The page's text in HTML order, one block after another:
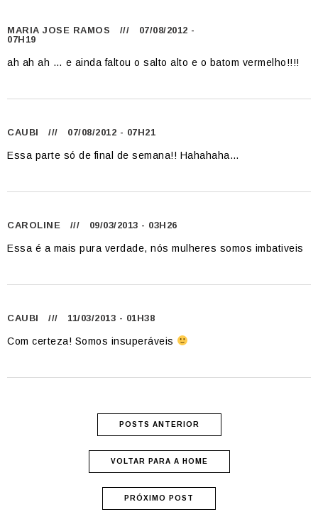
MARIA JOSE RAMOS /// 07/08/2012 -
07H19
ah ah ah … e ainda faltou o salto alto e o batom vermelho!!!!
CAUBI /// 07/08/2012 - 07H21
Essa parte só de final de semana!! Hahahaha…
CAROLINE /// 09/03/2013 - 03H26
Essa é a mais pura verdade, nós mulheres somos imbativeis
CAUBI /// 11/03/2013 - 01H38
Com certeza! Somos insuperáveis
POSTS ANTERIOR
VOLTAR PARA A HOME
PRÓXIMO POST